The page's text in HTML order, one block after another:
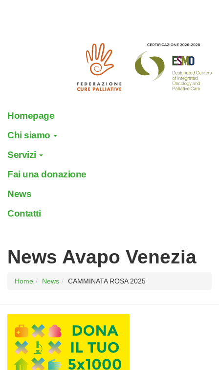
Homepage
Chi siamo
Servizi
Fai una donazione
News
Contatti
News Avapo Venezia
Home News CAMMINATA ROSA 2025